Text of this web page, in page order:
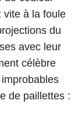
vite à la foule
du
avec leur
célèbre
de paillettes :